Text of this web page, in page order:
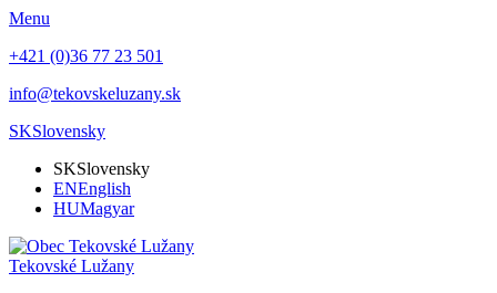
Menu
+421 (0)36 77 23 501
info@tekovskeluzany.sk
SKSlovensky
SKSlovensky
ENEnglish
HUMagyar
Tekovské Lužany